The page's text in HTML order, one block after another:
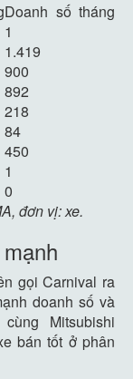
Doanh số tháng
1
1.419
900
892
218
84
450
1
0
đơn vị: xe.
gọi Carnival ra
doanh số và
Mitsubishi
bán tốt ở phân